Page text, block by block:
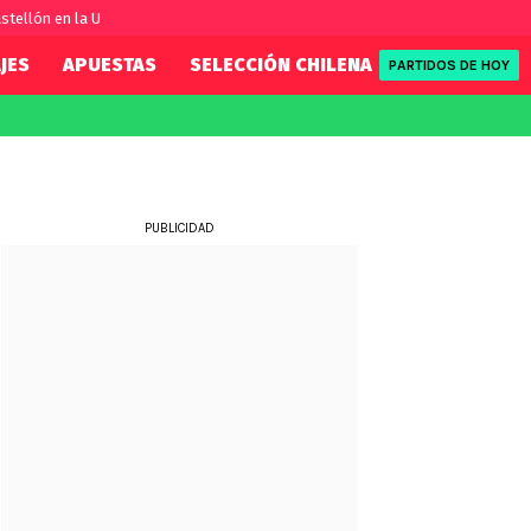
en la U
APUESTAS SELECCIÓN CHILENA REDSPORT
PARTIDOS DE HOY
PUBLICIDAD